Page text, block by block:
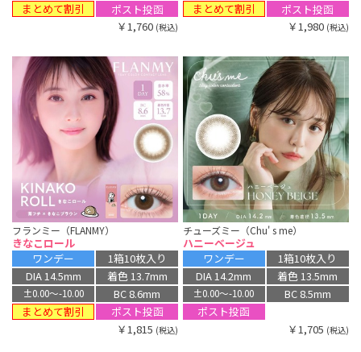
まとめて割引
ポスト投函
￥1,760 (税込)
まとめて割引
ポスト投函
￥1,980 (税込)
フランミー（FLANMY）
きなこロール
ワンデー
1箱10枚入り
DIA 14.5mm
着色 13.7mm
±0.00〜-10.00
BC 8.6mm
まとめて割引
ポスト投函
￥1,815 (税込)
チューズミー（Chu' s me）
ハニーベージュ
ワンデー
1箱10枚入り
DIA 14.2mm
着色 13.5mm
±0.00〜-10.00
BC 8.5mm
ポスト投函
￥1,705 (税込)